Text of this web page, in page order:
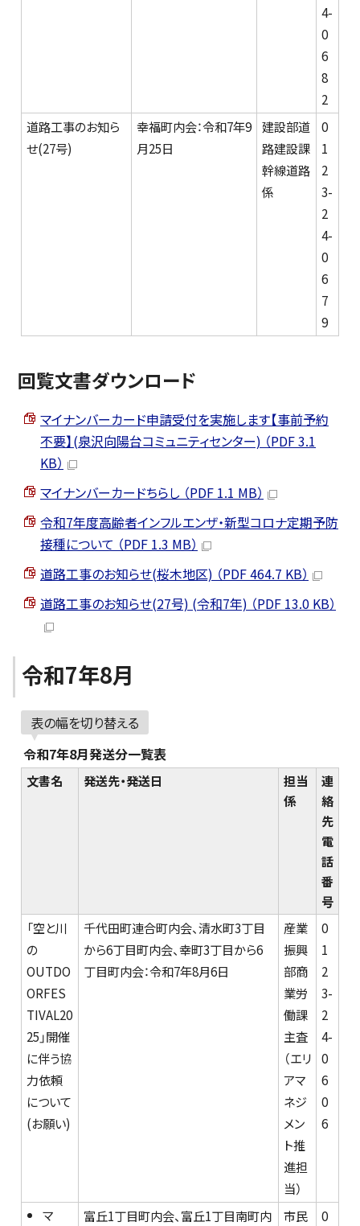
4-
0
6
8
2
道路工事のお知ら
せ(27号)
幸福町内会：令和7年9
月25日
建設部道
路建設課
幹線道路
係
0
1
2
3-
2
4-
0
6
7
9
回覧文書ダウンロード
マイナンバーカード申請受付を実施します【事前予約
不要】(泉沢向陽台コミュニティセンター) （PDF 3.1
KB）
マイナンバーカードちらし （PDF 1.1 MB）
令和7年度高齢者インフルエンザ・新型コロナ定期予防
接種について （PDF 1.3 MB）
道路工事のお知らせ(桜木地区) （PDF 464.7 KB）
道路工事のお知らせ(27号) (令和7年) （PDF 13.0 KB）
令和7年8月
表の幅を切り替える
令和7年8月発送分一覧表
文書名 発送先・発送日
担当
係
連
絡
先
電
話
番
号
「空と川
の
OUTDO
ORFES
TIVAL20
25」開催
に伴う協
力依頼
について
(お願い)
千代田町連合町内会、清水町3丁目
から6丁目町内会、幸町3丁目から6
丁目町内会：令和7年8月6日
産業
振興
部商
業労
働課
主査
（エリ
アマ
ネジ
メン
ト推
進担
当）
0
1
2
3-
2
4-
0
6
0
6
マ 富丘1丁目町内会、富丘1丁目南町内 市民 0